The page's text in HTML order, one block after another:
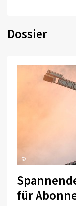
Dossier
©
für